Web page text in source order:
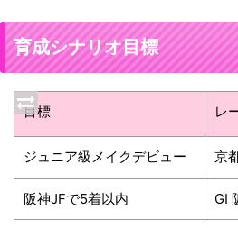
育成シナリオ目標
目標 レ
ジュニア級メイクデビュー 京
阪神JFで5着以内 GⅠ